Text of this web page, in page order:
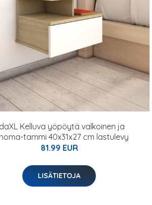
Kelluva yöpöytä valkoinen ja
tammi 40x31x27 cm lastulevy
81.99 EUR
LISÄTIETOJA